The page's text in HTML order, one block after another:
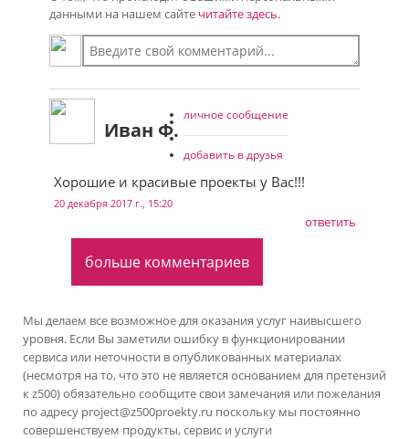
данными на нашем сайте читайте здесь.
Иван Ф.
личное сообщение
добавить в друзья
Хорошие и красивые проекты у Вас!!!
20 декабря 2017 г., 15:20
ответить
больше комментариев
Мы делаем все возможное для оказания услуг наивысшего
уровня. Если Вы заметили ошибку в функционировании
сервиса или неточности в опубликованных материалах
(несмотря на то, что это не является основанием для претензий
к z500) обязательно сообщите свои замечания или пожелания
по адресу project@z500proekty.ru поскольку мы постоянно
совершенствуем продукты, сервис и услуги